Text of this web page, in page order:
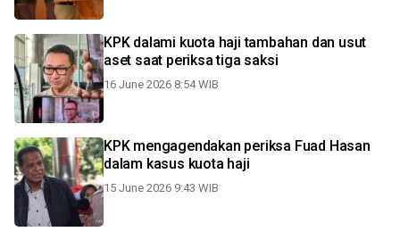
KPK dalami kuota haji tambahan dan usut
aset saat periksa tiga saksi
16 June 2026 8:54 WIB
KPK mengagendakan periksa Fuad Hasan
dalam kasus kuota haji
15 June 2026 9:43 WIB